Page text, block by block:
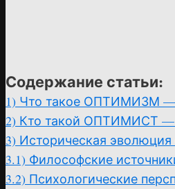
Содержание статьи:
1) Что такое ОПТИМИЗМ —
2) Кто такой ОПТИМИСТ —
3) Историческая
3.1) Философские
3.2) Психологические